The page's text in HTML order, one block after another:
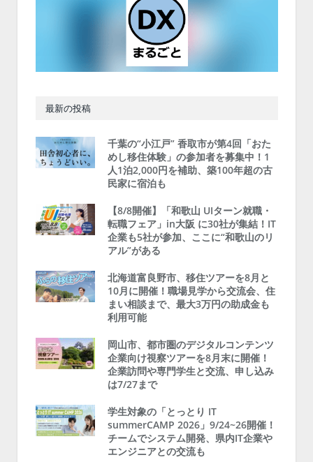
最新の投稿
千葉の“小江戸” 香取市が第4回「おた
めし移住体験」の参加者を募集中！1
人1泊2,000円を補助、築100年超の古
民家に宿泊も
【8/8開催】「和歌山 UIターン就職・
転職フェア」in大阪 に30社が集結！IT
企業も5社が参加、ここに“和歌山のリ
アル”がある
北海道富良野市、移住ツアーを8月と
10月に開催！職場見学から交流会、住
まい相談まで、最大3万円の助成金も
利用可能
岡山市、都市圏のデジタルコンテンツ
企業向け視察ツアーを8月末に開催！
企業訪問や専門学生と交流、申し込み
は7/27まで
学生対象の「とっとり IT
summerCAMP 2026」9/24~26開催！
チームでシステム開発、県内IT企業や
エンジニアとの交流も